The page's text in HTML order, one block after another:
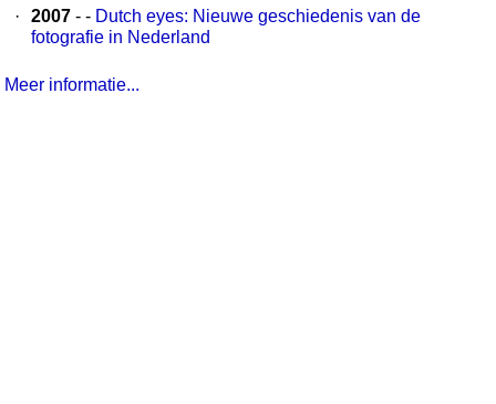
·
2007 - - Dutch eyes: Nieuwe geschiedenis van de
fotografie in Nederland
Meer informatie...